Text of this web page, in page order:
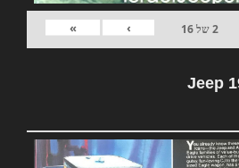
2של16
›
»